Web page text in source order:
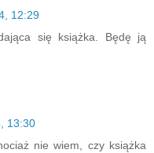
12:29
się książka. Będę ją
13:30
nie wiem, czy książka